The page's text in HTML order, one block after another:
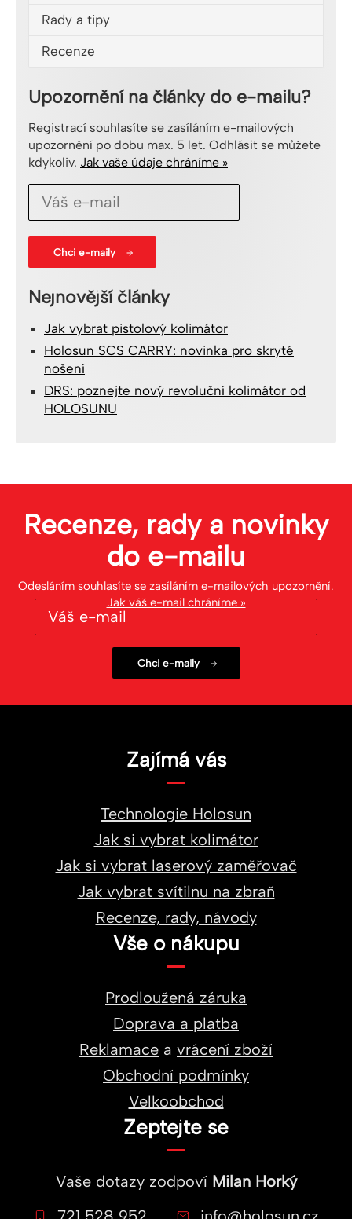
Rady a tipy
Recenze
Upozornění na články do e-mailu?
Registrací souhlasíte se zasíláním e-mailových
upozornění po dobu max. 5 let. Odhlásit se můžete
kdykoliv. Jak vaše údaje chráníme »
Nejnovější články
Jak vybrat pistolový kolimátor
Holosun SCS CARRY: novinka pro skryté
nošení
DRS: poznejte nový revoluční kolimátor od
HOLOSUNU
Recenze, rady a novinky
do e-mailu
Odesláním souhlasíte se zasíláním e-mailových upozornění.
Jak váš e-mail chráníme »
Zajímá vás
Technologie Holosun
Jak si vybrat kolimátor
Jak si vybrat laserový zaměřovač
Jak vybrat svítilnu na zbraň
Recenze, rady, návody
Vše o nákupu
Prodloužená záruka
Doprava a platba
Reklamace a vrácení zboží
Obchodní podmínky
Velkoobchod
Zeptejte se
Vaše dotazy zodpoví Milan Horký